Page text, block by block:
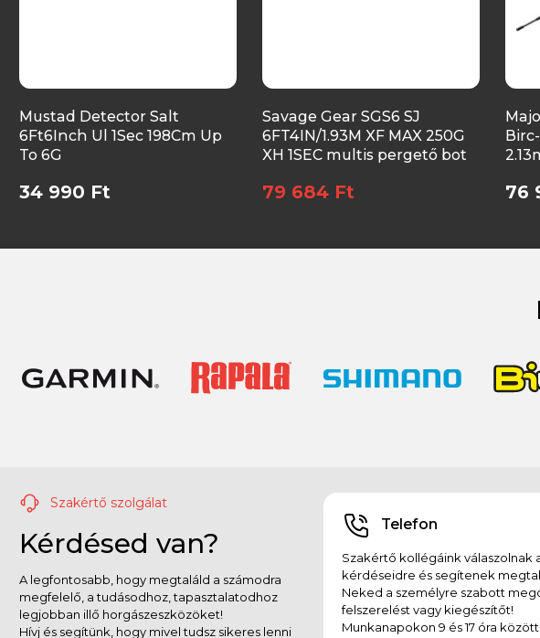
Mustad Detector Salt
6Ft6Inch Ul 1Sec 198Cm Up
To 6G
34 990 Ft
Savage Gear SGS6 SJ
6FT4IN/1.93M XF MAX 250G
XH 1SEC multis pergető bot
79 684 Ft 76
Szakértő szolgálat
Kérdésed van?
A legfontosabb, hogy megtaláld a számodra
megfelelő, a tudásodhoz, tapasztalatodhoz
legjobban illő horgászeszközöket!
Hívj és segítünk, hogy mivel tudsz sikeres lenni
Telefon
Szakértő kollégáink válaszolnak
kérdéseidre és segítenek
Neked a személyre szabott
felszerelést vagy kiegészítőt!
Munkanapokon 9 és 17 óra között